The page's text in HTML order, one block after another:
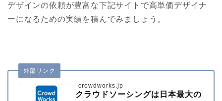
デザインの依頼が豊富な下記サイトで高単価デザイナ
ーになるための実績を積んでみましょう。
crowdworks.jp
外部リンク
クラウドソーシングは日本最大の